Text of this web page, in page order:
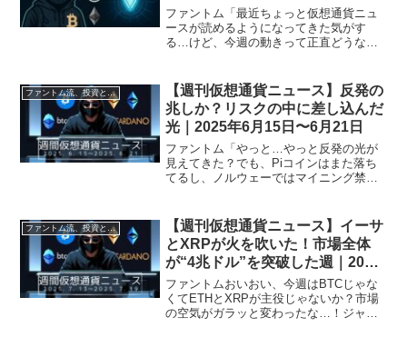
2025年5月25日〜31日
ファントム「最近ちょっと仮想通貨ニュ
ースが読めるようになってきた気がす
る…けど、今週の動きって正直どうな
も活発でした。では、3分でわかる今週の
仮想通貨ニュース、行きます...
ファントム流、投資と資産形成術
【週刊仮想通貨ニュース】反発の
兆しか？リスクの中に差し込んだ
光｜2025年6月15日〜6月21日
ファントム「やっと…やっと反発の光が
見えてきた？でも、Piコインはまた落ち
てるし、ノルウェーではマイニング禁
落ち着いて、全体像を見ていきましょ
う。」📈【1】ビット...
ファントム流、投資と資産形成術
【週刊仮想通貨ニュース】イーサ
とXRPが火を吹いた！市場全体
が“4兆ドル”を突破した週｜2025
年7月13日〜19日
ファントムおいおい、今週はBTCじゃな
くてETHとXRPが主役じゃないか？市場
の空気がガラッと変わったな…！ジャー